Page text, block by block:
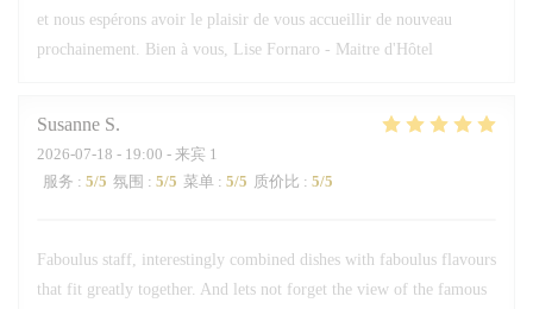
et nous espérons avoir le plaisir de vous accueillir de nouveau
prochainement. Bien à vous, Lise Fornaro - Maitre d'Hôtel
Susanne S
2026-07-18 - 19:00 - 来宾 1
服务 : 5/5 氛围 : 5/5 菜单 : 5/5 质价比 : 5/5
Faboulus staff, interestingly combined dishes with faboulus flavours
that fit greatly together. And lets not forget the view of the famous